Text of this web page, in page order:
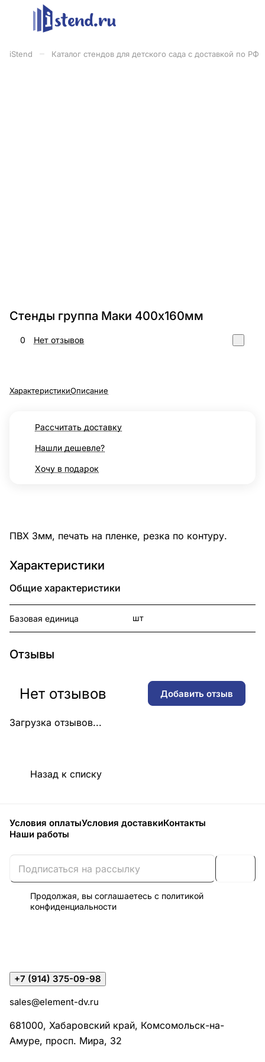
iStend Каталог стендов для детского сада с доставкой по РФ
Стенды группа Маки 400х160мм
0 Нет отзывов
ХарактеристикиОписание
Рассчитать доставку
Нашли дешевле?
Хочу в подарок
ПВХ 3мм, печать на пленке, резка по контуру.
Характеристики
Общие характеристики
Базовая единица шт
Отзывы
Загрузка отзывов...
Нет отзывов Добавить отзыв
Назад к списку
Условия оплатыУсловия доставкиКонтакты
Наши работы
Продолжая, вы соглашаетесь с политикой
конфиденциальности
+7 (914) 375-09-98
sales@element-dv.ru
681000, Хабаровский край, Комсомольск-на-
Амуре, просп. Мира, 32